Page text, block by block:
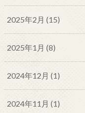
2025年2月 (15)
2025年1月 (8)
2024年12月 (1)
2024年11月 (1)